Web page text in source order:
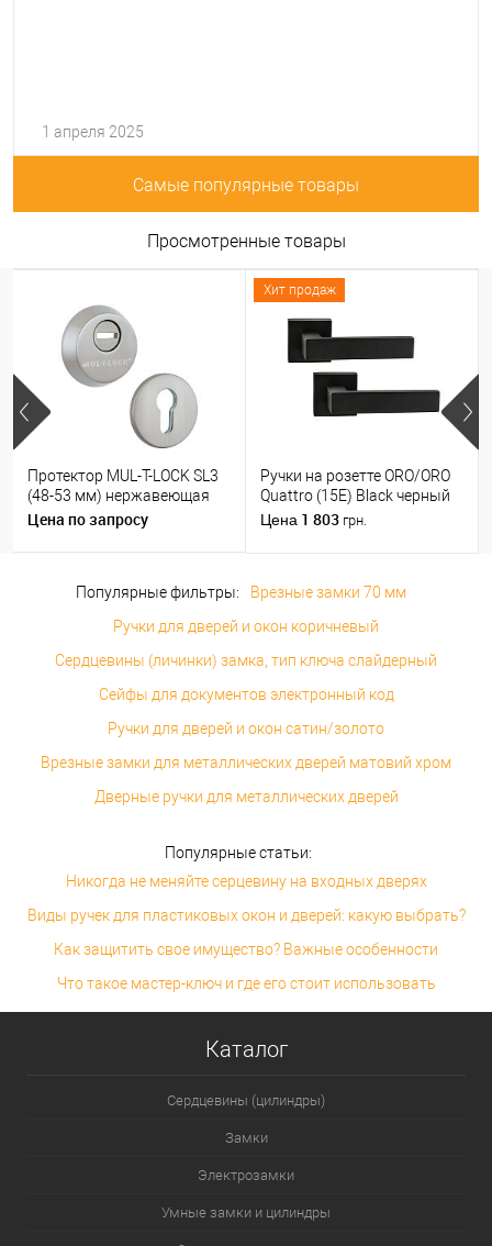
1 апреля 2025
Самые популярные товары
Просмотренные товары
Протектор MUL-T-LOCK SL3
(48-53 мм) нержавеющая
сталь
Цена по запросу
Хит продаж
Ручки на розетте ORO/ORO
Quattro (15E) Black черный
матовый
Цена 1 803 грн.
Популярные фильтры:
Врезные замки 70 мм
Ручки для дверей и окон коричневый
Сердцевины (личинки) замка, тип ключа слайдерный
Сейфы для документов электронный код
Ручки для дверей и окон сатин/золото
Врезные замки для металлических дверей матовий хром
Дверные ручки для металлических дверей
Популярные статьи:
Никогда не меняйте серцевину на входных дверях
Виды ручек для пластиковых окон и дверей: какую выбрать?
Как защитить свое имущество? Важные особенности
Что такое мастер-ключ и где его стоит использовать
Каталог
Сердцевины (цилиндры)
Замки
Электрозамки
Умные замки и цилиндры